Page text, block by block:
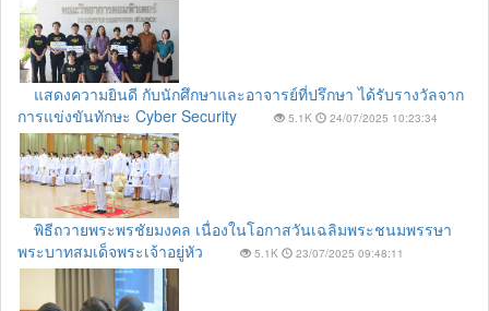
แสดงความยินดี กับนักศึกษาและอาจารย์ที่ปรึกษา ได้รับรางวัลจาก
การแข่งขันทักษะ Cyber Security
5.1K 24/07/2025 10:23:34
พิธีถวายพระพรชัยมงคล เนื่องในโอกาสวันเฉลิมพระชนมพรรษา
พระบาทสมเด็จพระเจ้าอยู่หัว
5.1K 23/07/2025 09:48:11